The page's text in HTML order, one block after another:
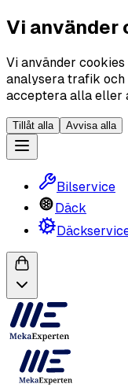
Vi använder
Vi använder
analysera trafik och
acceptera alla eller
Tillåt alla Avvisa alla
Bilservice
Däck